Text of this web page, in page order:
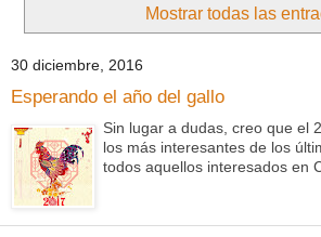
Mostrar todas las
30 diciembre, 2016
Esperando el año del gallo
Sin lugar a dudas, creo que el
los más interesantes de los
todos aquellos interesados en